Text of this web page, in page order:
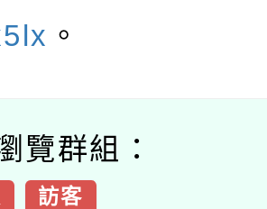
。
覽群組：
訪客